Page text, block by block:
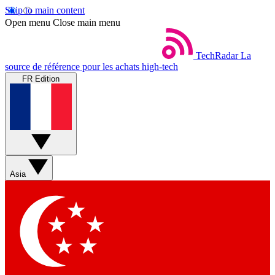
Skip to main content
Open menu Close main menu
TechRadar La
source de référence pour les achats high-tech
FR Edition
Asia